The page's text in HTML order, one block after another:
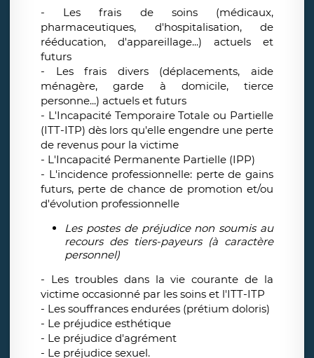
- Les frais de soins (médicaux,
pharmaceutiques, d'hospitalisation, de
rééducation, d'appareillage...) actuels et
futurs
- Les frais divers (déplacements, aide
ménagère, garde à domicile, tierce
personne...) actuels et futurs
- L'Incapacité Temporaire Totale ou Partielle
(ITT-ITP) dès lors qu'elle engendre une perte
de revenus pour la victime
- L'Incapacité Permanente Partielle (IPP)
- L'incidence professionnelle: perte de gains
futurs, perte de chance de promotion et/ou
d'évolution professionnelle
Les postes de préjudice non soumis au
recours des tiers-payeurs (à caractère
personnel)
- Les troubles dans la vie courante de la
victime occasionné par les soins et l'ITT-ITP
- Les souffrances endurées (prétium doloris)
- Le préjudice esthétique
- Le préjudice d'agrément
- Le préjudice sexuel.